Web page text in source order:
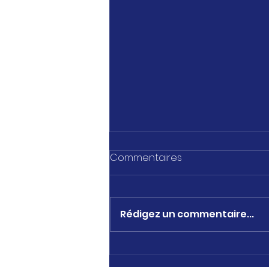
1 an avec Franprix ! 22 mai
Commentaires
Rédigez un commentaire...